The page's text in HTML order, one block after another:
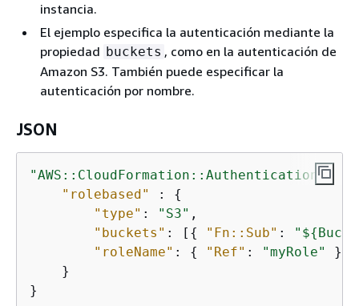
instancia.
El ejemplo especifica la autenticación mediante la
propiedad buckets , como en la autenticación de
Amazon S3. También puede especificar la
autenticación por nombre.
JSON
"AWS::CloudFormation::Authentication":
"rolebased"
: {
"type" : "S3" ,
"buckets" : [ { "Fn::Sub" : "${
"roleName" : { "Ref" : "myRole"
}
    }
}